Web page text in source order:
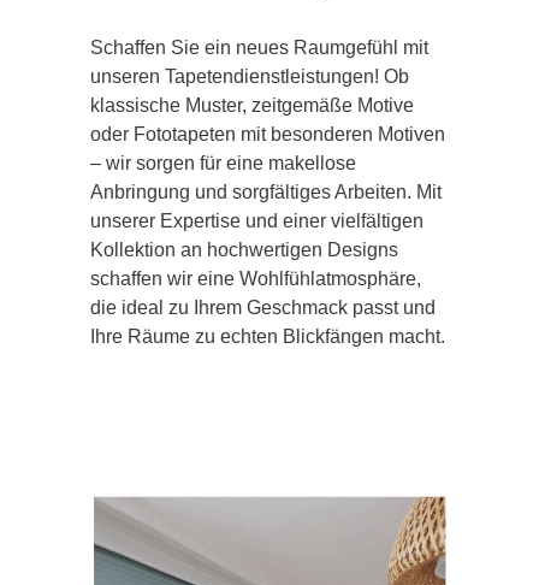
Schaffen Sie ein neues Raumgefühl mit
unseren Tapetendienstleistungen! Ob
klassische Muster, zeitgemäße Motive
oder Fototapeten mit besonderen Motiven
– wir sorgen für eine makellose
Anbringung und sorgfältiges Arbeiten. Mit
unserer Expertise und einer vielfältigen
Kollektion an hochwertigen Designs
schaffen wir eine Wohlfühlatmosphäre,
die ideal zu Ihrem Geschmack passt und
Ihre Räume zu echten Blickfängen macht.